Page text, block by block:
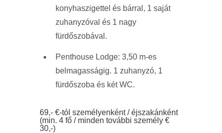
konyhaszigettel és bárral, 1 saját
zuhanyzóval és 1 nagy
fürdőszobával.
Penthouse Lodge: 3,50 m-es
belmagasságig. 1 zuhanyzó, 1
fürdőszoba és két WC.
69,- €-tól személyenként / éjszakánként
(min. 4 fő / minden további személy €
30,-)